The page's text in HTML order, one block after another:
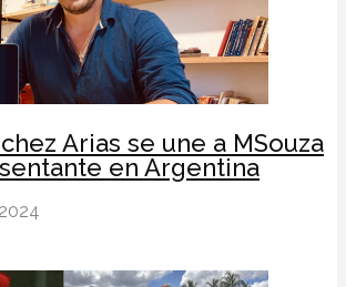
Arias se une a MSouza
en Argentina